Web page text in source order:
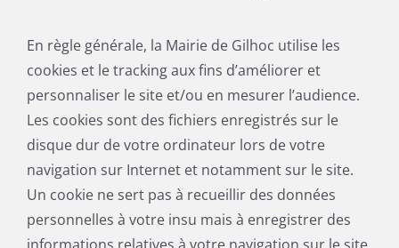
En règle générale, la Mairie de Gilhoc utilise les
cookies et le tracking aux fins d’améliorer et
personnaliser le site et/ou en mesurer l’audience.
Les cookies sont des fichiers enregistrés sur le
disque dur de votre ordinateur lors de votre
navigation sur Internet et notamment sur le site.
Un cookie ne sert pas à recueillir des données
personnelles à votre insu mais à enregistrer des